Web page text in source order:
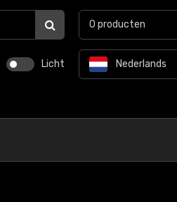
Licht Nederlands
0 producten